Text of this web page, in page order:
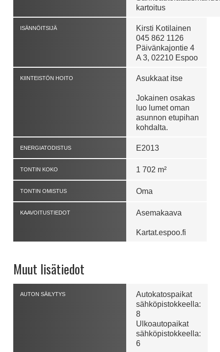
kartoitus
ISÄNNÖITSIJÄ
Kirsti Kotilainen
045 862 1126
Päivänkajontie 4
A 3, 02210 Espoo
KIINTEISTÖN HOITO Asukkaat itse
Jokainen osakas
luo lumet oman
asunnon etupihan
kohdalta.
ENERGIATODISTUS E2013
TONTIN KOKO 1 702 m²
TONTIN OMISTUS Oma
KAAVOITUSTIEDOT Asemakaava
Kartat.espoo.fi
Muut lisätiedot
AUTON SÄILYTYS
Autokatospaikat
sähköpistokkeella:
8
Ulkoautopaikat
sähköpistokkeella:
6